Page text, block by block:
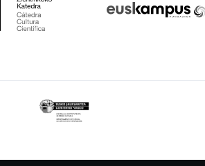
Eusko
Jaurlaritza